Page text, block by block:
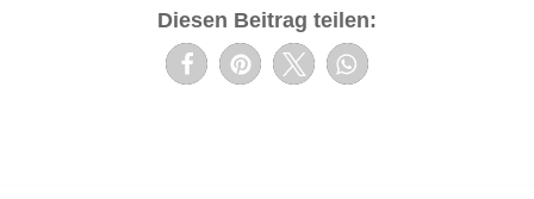
Diesen Beitrag teilen: